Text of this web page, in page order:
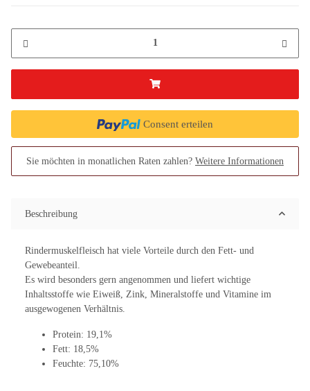
Consent erteilen
Sie möchten in monatlichen Raten zahlen? Weitere Informationen
Beschreibung
Rindermuskelfleisch hat viele Vorteile durch den Fett- und
Gewebeanteil.
Es wird besonders gern angenommen und liefert wichtige
Inhaltsstoffe wie Eiweiß, Zink, Mineralstoffe und Vitamine im
ausgewogenen Verhältnis.
Protein: 19,1%
Fett: 18,5%
Feuchte: 75,10%